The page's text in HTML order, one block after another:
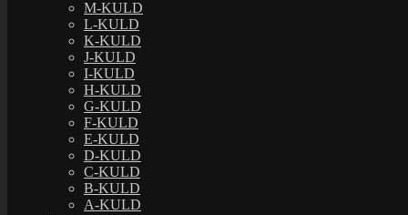
M-KULD
L-KULD
K-KULD
J-KULD
I-KULD
H-KULD
G-KULD
F-KULD
E-KULD
D-KULD
C-KULD
B-KULD
A-KULD
Breadcrumbs
KULD V-KULD
Copyright © 2022 Kennel Djappe. Alle
Joomla!